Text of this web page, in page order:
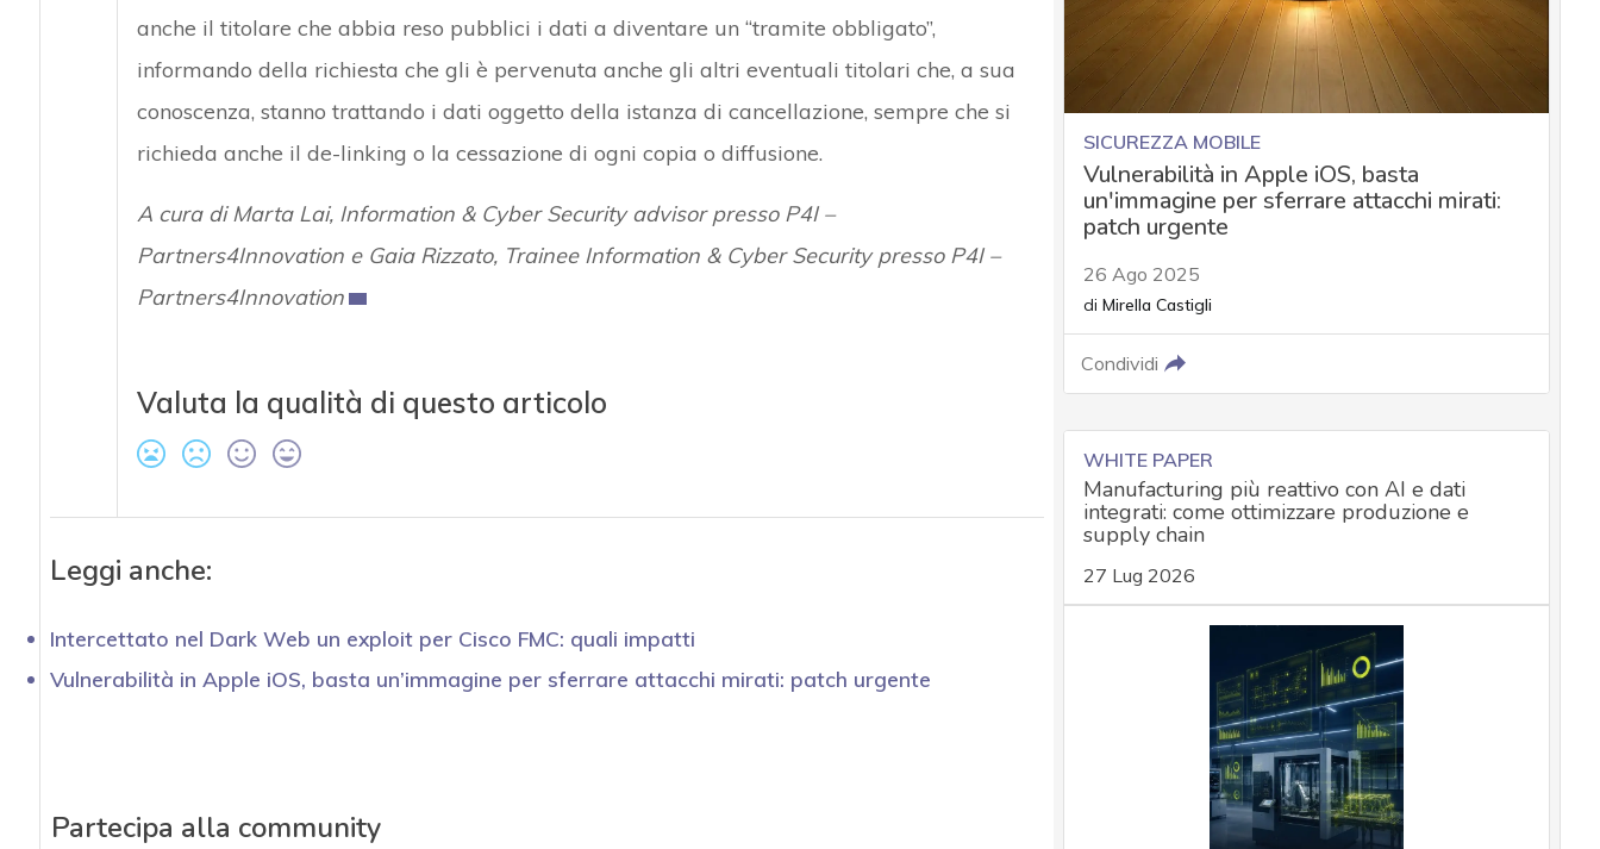
anche il titolare che abbia reso pubblici i dati a diventare un “tramite obbligato”,
informando della richiesta che gli è pervenuta anche gli altri eventuali titolari che, a sua
conoscenza, stanno trattando i dati oggetto della istanza di cancellazione, sempre che si
richieda anche il de-linking o la cessazione di ogni copia o diffusione.
A cura di Marta Lai, Information & Cyber Security advisor presso P4I –
Partners4Innovation e Gaia Rizzato, Trainee Information & Cyber Security presso P4I –
Partners4Innovation
Valuta la qualità di questo articolo
Leggi anche:
Intercettato nel Dark Web un exploit per Cisco FMC: quali impatti
Vulnerabilità in Apple iOS, basta un’immagine per sferrare attacchi mirati: patch urgente
Partecipa alla community
SICUREZZA MOBILE
Vulnerabilità in Apple iOS, basta
un'immagine per sferrare attacchi mirati:
patch urgente
26 Ago 2025
di Mirella Castigli
Condividi
WHITE PAPER
Manufacturing più reattivo con AI e dati
integrati: come ottimizzare produzione e
supply chain
27 Lug 2026